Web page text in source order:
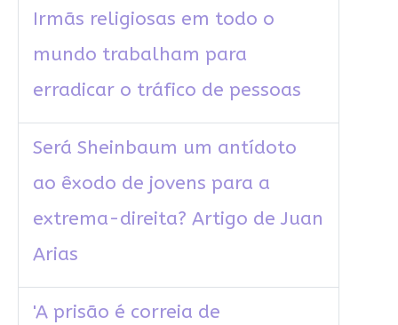
Irmãs religiosas em todo o
mundo trabalham para
erradicar o tráfico de pessoas
Será Sheinbaum um antídoto
ao êxodo de jovens para a
extrema-direita? Artigo de Juan
Arias
'A prisão é correia de